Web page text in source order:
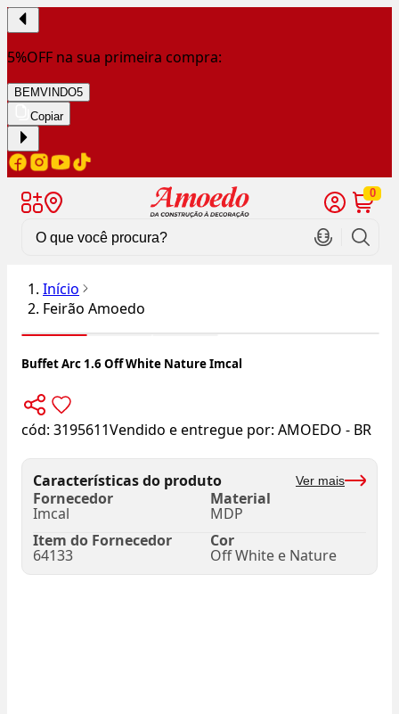
5%OFF na sua primeira compra:
BEMVINDO5
Copiar
0
Início
Feirão Amoedo
Buffet Arc 1.6 Off White Nature Imcal
cód: 3195611Vendido e entregue por: AMOEDO - BR
Características do produto Ver mais
Fornecedor
Imcal
Material
MDP
Item do Fornecedor
64133
Cor
Off White e Nature